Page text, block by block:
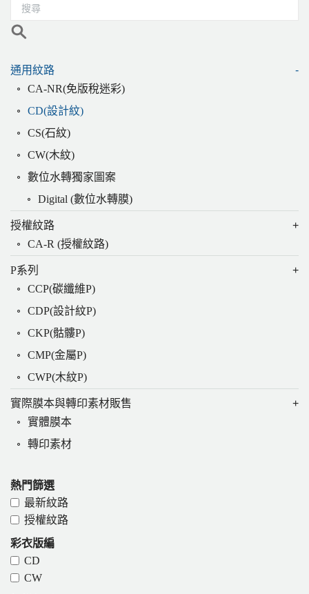
通用紋路
CA-NR(免版稅迷彩)
CD(設計紋)
CS(石紋)
CW(木紋)
數位水轉獨家圖案
Digital (數位水轉膜)
授權紋路
CA-R (授權紋路)
P系列
CCP(碳纖維P)
CDP(設計紋P)
CKP(骷髏P)
CMP(金屬P)
CWP(木紋P)
實際膜本與轉印素材販售
實體膜本
轉印素材
熱門篩選
最新紋路
授權紋路
彩衣版編
CD
CW